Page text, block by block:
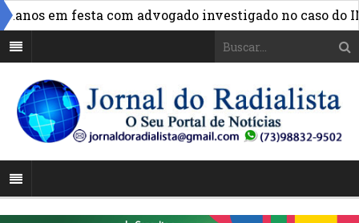
em festa com advogado investigado no caso do INSS